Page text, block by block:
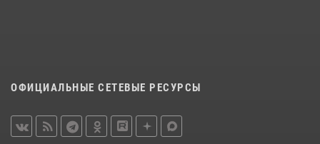
ОФИЦИАЛЬНЫЕ СЕТЕВЫЕ РЕСУРСЫ